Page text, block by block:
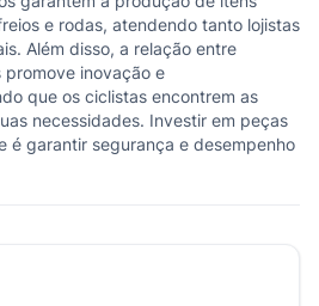
e rodas, atendendo tanto lojistas
Além disso, a relação entre
inovação e
que os ciclistas encontrem as
necessidades. Investir em peças
é garantir segurança e desempenho